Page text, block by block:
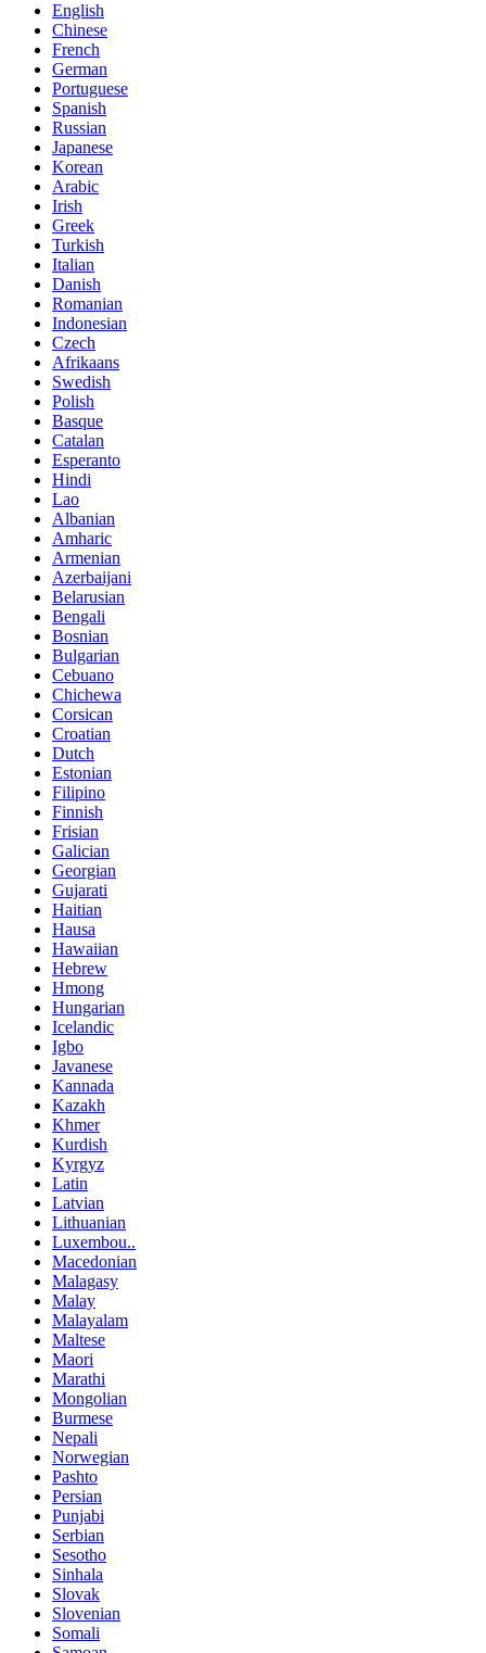
English
Chinese
French
German
Portuguese
Spanish
Russian
Japanese
Korean
Arabic
Irish
Greek
Turkish
Italian
Danish
Romanian
Indonesian
Czech
Afrikaans
Swedish
Polish
Basque
Catalan
Esperanto
Hindi
Lao
Albanian
Amharic
Armenian
Azerbaijani
Belarusian
Bengali
Bosnian
Bulgarian
Cebuano
Chichewa
Corsican
Croatian
Dutch
Estonian
Filipino
Finnish
Frisian
Galician
Georgian
Gujarati
Haitian
Hausa
Hawaiian
Hebrew
Hmong
Hungarian
Icelandic
Igbo
Javanese
Kannada
Kazakh
Khmer
Kurdish
Kyrgyz
Latin
Latvian
Lithuanian
Luxembou..
Macedonian
Malagasy
Malay
Malayalam
Maltese
Maori
Marathi
Mongolian
Burmese
Nepali
Norwegian
Pashto
Persian
Punjabi
Serbian
Sesotho
Sinhala
Slovak
Slovenian
Somali